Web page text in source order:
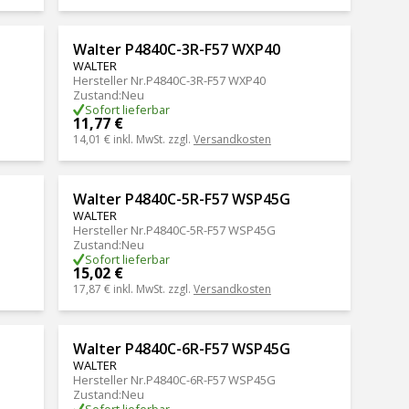
Walter P4840C-3R-F57 WXP40
WALTER
Hersteller Nr.P4840C-3R-F57 WXP40
Zustand:Neu
Sofort lieferbar
11,77 €
14,01 € inkl. MwSt. zzgl. Versandkosten
Walter P4840C-5R-F57 WSP45G
WALTER
Hersteller Nr.P4840C-5R-F57 WSP45G
Zustand:Neu
Sofort lieferbar
15,02 €
17,87 € inkl. MwSt. zzgl. Versandkosten
Walter P4840C-6R-F57 WSP45G
WALTER
Hersteller Nr.P4840C-6R-F57 WSP45G
Zustand:Neu